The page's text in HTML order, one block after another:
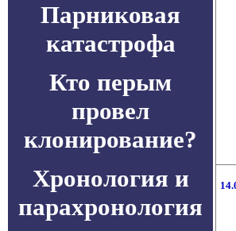
Парниковая
катастрофа
Кто перым
провел
клонирование?
Хронология и
парахронология